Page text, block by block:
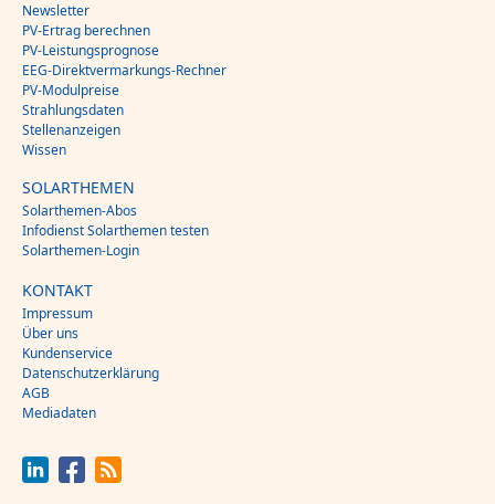
Newsletter
PV-Ertrag berechnen
PV-Leistungsprognose
EEG-Direktvermarkungs-Rechner
PV-Modulpreise
Strahlungsdaten
Stellenanzeigen
Wissen
SOLARTHEMEN
Solarthemen-Abos
Infodienst Solarthemen testen
Solarthemen-Login
KONTAKT
Impressum
Über uns
Kundenservice
Datenschutzerklärung
AGB
Mediadaten